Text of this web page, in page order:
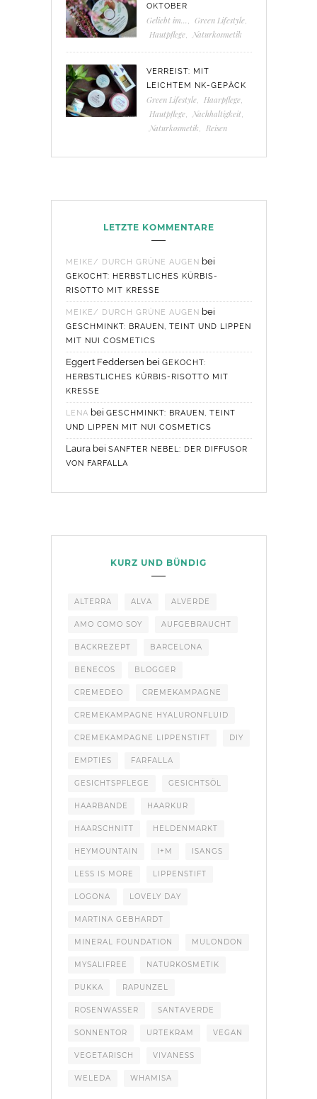
OKTOBER
Geliebt im... Green Lifestyle,
Hautpflege, Naturkosmetik
VERREIST: MIT
LEICHTEM NK-GEPÄCK
Green Lifestyle, Haarpflege,
Hautpflege, Nachhaltigkeit
Naturkosmetik
Reisen
LETZTE KOMMENTARE
MEIKE/ DURCH GRÜNE AUGEN bei
GEKOCHT: HERBSTLICHES KÜRBIS-
RISOTTO MIT KRESSE
MEIKE/ DURCH GRÜNE AUGEN bei
GESCHMINKT: BRAUEN, TEINT UND LIPPEN
MIT NUI COSMETICS
Eggert Feddersen bei GEKOCHT:
HERBSTLICHES KÜRBIS-RISOTTO MIT
KRESSE
LENA bei GESCHMINKT: BRAUEN, TEINT
UND LIPPEN MIT NUI COSMETICS
Laurabei SANFTER NEBEL: DER DIFFUSOR
VON FARFALLA
KURZ UND BÜNDIG
ALTERRA ALVA ALVERDE
AMO COMO SOY AUFGEBRAUCHT
BACKREZEPT BARCELONA
BENECOS BLOGGER
CREMEDEO CREMEKAMPAGNE
CREMEKAMPAGNE HYALURONFLUID
CREMEKAMPAGNE LIPPENSTIFT DIY
EMPTIES FARFALLA
GESICHTSPFLEGE GESICHTSÖL
HAARBANDE HAARKUR
HAARSCHNITT HELDENMARKT
HEYMOUNTAIN I+M ISANGS
LESS IS MORE LIPPENSTIFT
LOGONA LOVELY DAY
MARTINA GEBHARDT
MINERAL FOUNDATION MULONDON
MYSALIFREE NATURKOSMETIK
PUKKA RAPUNZEL
ROSENWASSER SANTAVERDE
SONNENTOR URTEKRAM VEGAN
VEGETARISCH VIVANESS
WELEDA WHAMISA